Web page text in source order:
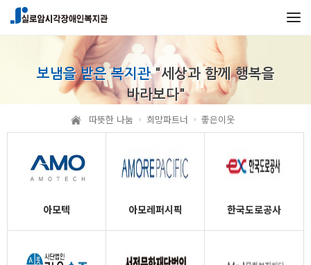
본문 바로가기
메인메뉴 바로가기
보냄을 받은 복지관"세상과 함께 행복을
바라보다"
따뜻한 나눔 희망파트너 좋은이웃
아모텍 아모레퍼시픽 한국도로공사